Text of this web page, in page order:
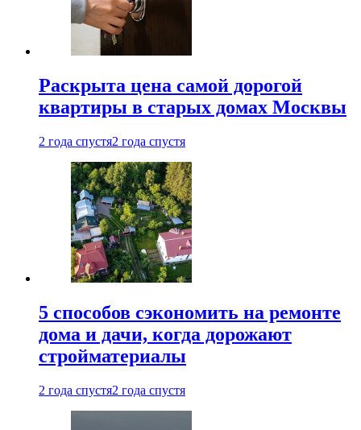
Раскрыта цена самой дорогой
квартиры в старых домах Москвы
2 года спустя2 года спустя
5 способов сэкономить на ремонте
дома и дачи, когда дорожают
стройматериалы
2 года спустя2 года спустя